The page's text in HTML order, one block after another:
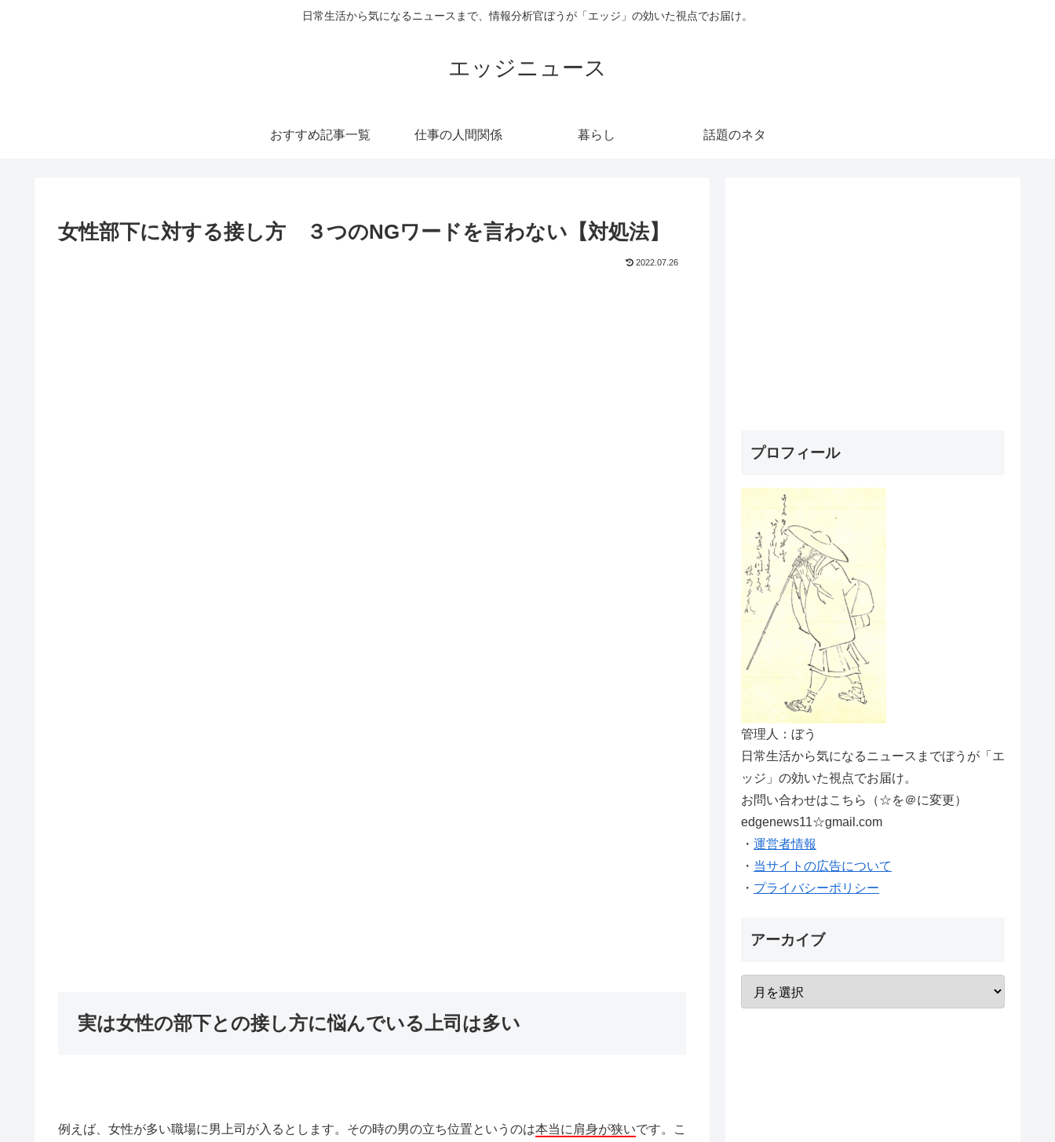
日常生活から気になるニュースまで、情報分析官ぼうが「エッジ」の効いた視点でお届け。
エッジニュース
おすすめ記事一覧 仕事の人間関係 暮らし 話題のネタ
女性部下に対する接し方 ３つのNGワードを言わない【対処法】
2022.07.26
実は女性の部下との接し方に悩んでいる上司は多い
例えば、女性が多い職場に男上司が入るとします。その時の男の立ち位置というのは本当に肩身が狭いです。こ
プロフィール
管理人：ぼう
日常生活から気になるニュースまでぼうが「エ
ッジ」の効いた視点でお届け。
お問い合わせはこちら（☆を＠に変更）
edgenews11☆gmail.com
・ 運営者情報
・ 当サイトの広告について
・ プライバシーポリシー
アーカイブ